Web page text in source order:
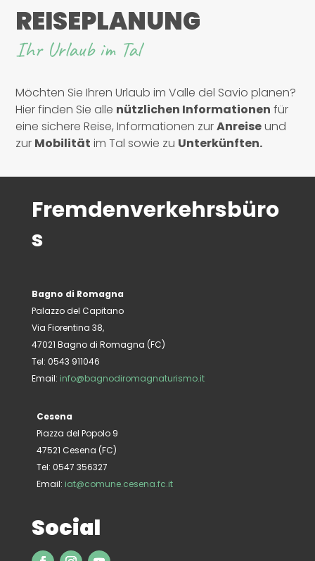
REISEPLANUNG
Ihr Urlaub im Tal
Möchten Sie Ihren Urlaub im Valle del Savio planen?
Hier finden Sie alle nützlichen Informationen für
eine sichere Reise, Informationen zurAnreiseund
zur Mobilität im Tal sowie zu Unterkünften.
Fremdenverkehrsbüro
s
Bagno di Romagna
Palazzo del Capitano
Via Fiorentina 38,
47021 Bagno di Romagna (FC)
Tel: 0543 911046
Email: info@bagnodiromagnaturismo.it
Cesena
Piazza del Popolo 9
47521 Cesena (FC)
Tel: 0547 356327
Email: iat@comune.cesena.fc.it
Social